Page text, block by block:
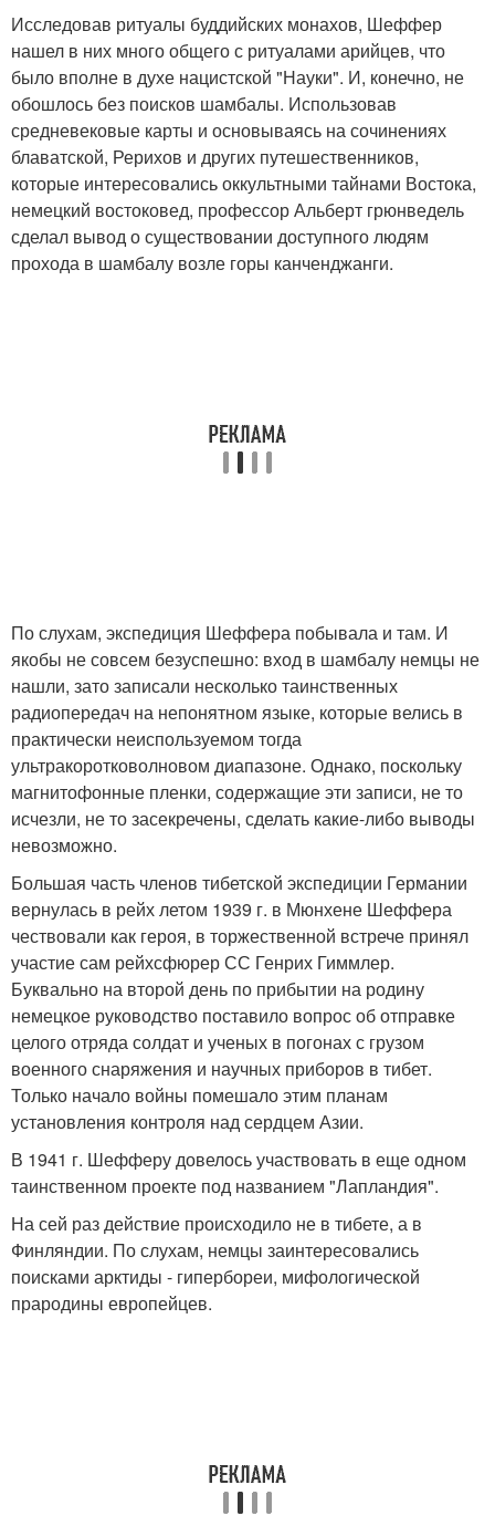
Исследовав ритуалы буддийских монахов, Шеффер
нашел в них много общего с ритуалами арийцев, что
было вполне в духе нацистской "Науки". И, конечно, не
обошлось без поисков шамбалы. Использовав
средневековые карты и основываясь на сочинениях
блаватской, Рерихов и других путешественников,
которые интересовались оккультными тайнами Востока,
немецкий востоковед, профессор Альберт грюнведель
сделал вывод о существовании доступного людям
прохода в шамбалу возле горы канченджанги.
По слухам, экспедиция Шеффера побывала и там. И
якобы не совсем безуспешно: вход в шамбалу немцы не
нашли, зато записали несколько таинственных
радиопередач на непонятном языке, которые велись в
практически неиспользуемом тогда
ультракоротковолновом диапазоне. Однако, поскольку
магнитофонные пленки, содержащие эти записи, не то
исчезли, не то засекречены, сделать какие-либо выводы
невозможно.
Большая часть членов тибетской экспедиции Германии
вернулась в рейх летом 1939 г. в Мюнхене Шеффера
чествовали как героя, в торжественной встрече принял
участие сам рейхсфюрер СС Генрих Гиммлер.
Буквально на второй день по прибытии на родину
немецкое руководство поставило вопрос об отправке
целого отряда солдат и ученых в погонах с грузом
военного снаряжения и научных приборов в тибет.
Только начало войны помешало этим планам
установления контроля над сердцем Азии.
В 1941 г. Шефферу довелось участвовать в еще одном
таинственном проекте под названием "Лапландия".
На сей раз действие происходило не в тибете, а в
Финляндии. По слухам, немцы заинтересовались
поисками арктиды - гипербореи, мифологической
прародины европейцев.